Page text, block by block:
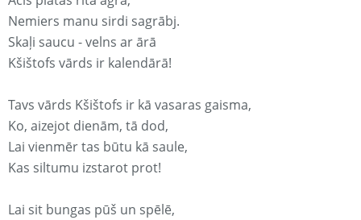
Nemiers manu sirdi sagrābj.
Skaļi saucu - velns ar ārā
Kšištofs vārds ir kalendārā!
Tavs vārds Kšištofs ir kā vasaras gaisma,
Ko, aizejot dienām, tā dod,
Lai vienmēr tas būtu kā saule,
Kas siltumu izstarot prot!
Lai sit bungas pūš un spēlē,